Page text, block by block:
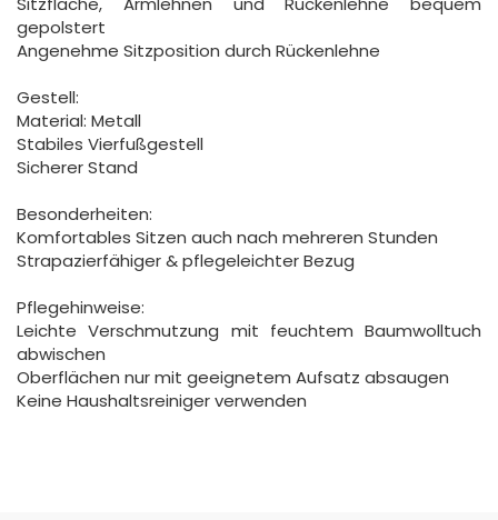
gepolstert
Angenehme Sitzposition durch Rückenlehne
Gestell:
Material: Metall
Stabiles Vierfußgestell
Sicherer Stand
Besonderheiten:
Komfortables Sitzen auch nach mehreren Stunden
Strapazierfähiger & pflegeleichter Bezug
Pflegehinweise:
Leichte Verschmutzung mit feuchtem Baumwolltuch
abwischen
Oberflächen nur mit geeignetem Aufsatz absaugen
Keine Haushaltsreiniger verwenden